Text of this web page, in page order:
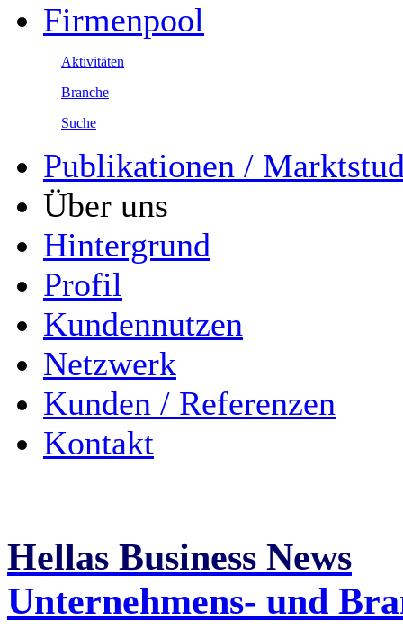
Firmenpool
Aktivitäten
Branche
Suche
Publikationen /
Über uns
Hintergrund
Profil
Kundennutzen
Netzwerk
Kunden / Referenzen
Kontakt
Hellas Business News
Unternehmens- und